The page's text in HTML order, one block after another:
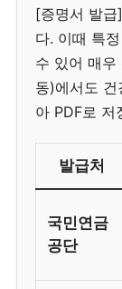
[증명서 발
다. 이때 특
수 있어 매우
동)에서도
아 PDF로 저
발급처
국민연금
공단